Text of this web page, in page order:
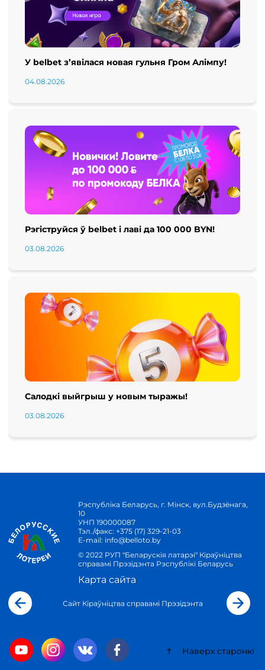
У belbet з’явілася новая гульня Гром Алімпу!
04.08.2026
Рэгіструйся ў belbet і лаві да 100 000 BYN!
03.08.2026
Салодкі выйгрыш у новым тыражы!
03.08.2026
Рэспубліка Беларусь, г. Мінск, вул.Будзёнага,
10
УНП 190000087
Тэл./факс: +375 (17) 329-21-03
E-mail: info@belloto.by
© 2022 РУП "Беларускія латарэі" Кіраўніцтва
справамі Прэзідэнта Рэспублікі Беларусь
Карта сайта
Сайт Кіраўніцтва справамі Прэзідэнта
Наверх старонкі